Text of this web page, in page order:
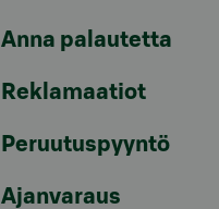
Anna palautetta
Reklamaatiot
Peruutuspyyntö
Ajanvaraus